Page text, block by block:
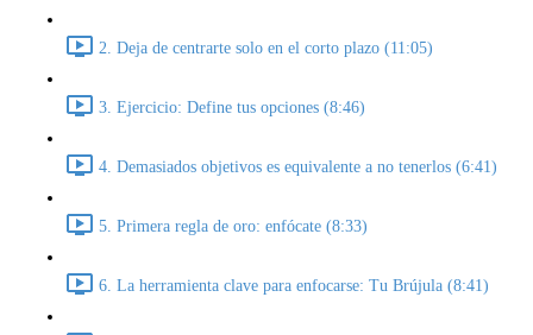
2. Deja de centrarte solo en el corto plazo (11:05)
3. Ejercicio: Define tus opciones (8:46)
4. Demasiados objetivos es equivalente a no tenerlos (6:41)
5. Primera regla de oro: enfócate (8:33)
6. La herramienta clave para enfocarse: Tu Brújula (8:41)